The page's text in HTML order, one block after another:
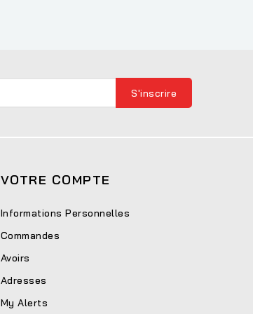
VOTRE COMPTE
Informations Personnelles
Commandes
Avoirs
Adresses
My Alerts